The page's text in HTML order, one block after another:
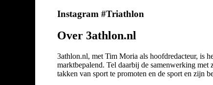
Instagram #Triathlon
Over 3athlon.nl
3athlon.nl, met Tim Moria als hoofdredacteur, is
marktbepalend. Tel daarbij de samenwerking met
takken van sport te promoten en de sport en zijn